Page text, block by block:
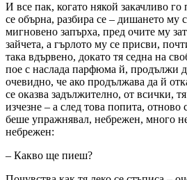
И все пак, когато някой закачливо
се обърна, разбира се – дишането му
мигновено запърха, пред очите му
зайчета, а гърлото му се присви,
така вдървено, докато тя седна на
пое с наслада парфюма й, продължи
очевидно, че ако продължава да й
се оказва задължително, от всички,
изчезне – а след това попита, отново
беше упражнявал, небрежен, много
небрежен:
– Какво ще пиеш?